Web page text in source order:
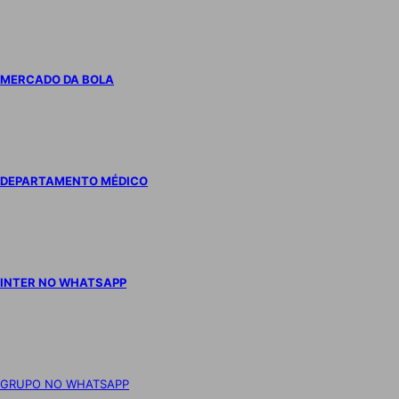
MERCADO DA BOLA
DEPARTAMENTO MÉDICO
INTER NO WHATSAPP
GRUPO NO WHATSAPP